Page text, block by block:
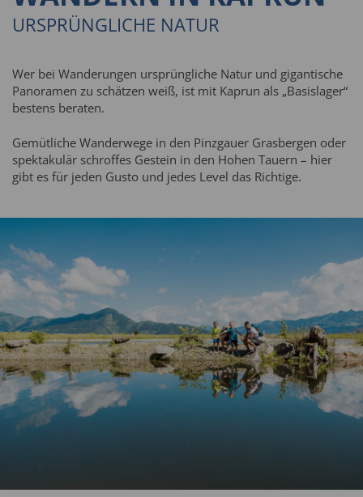
URSPRÜNGLICHE NATUR
Wer bei Wanderungen ursprüngliche Natur und gigantische
Panoramen zu schätzen weiß, ist mit Kaprun als „Basislager“
bestens beraten.
Gemütliche Wanderwege in den Pinzgauer Grasbergen oder
spektakulär schroffes Gestein in den Hohen Tauern – hier
gibt es für jeden Gusto und jedes Level das Richtige.